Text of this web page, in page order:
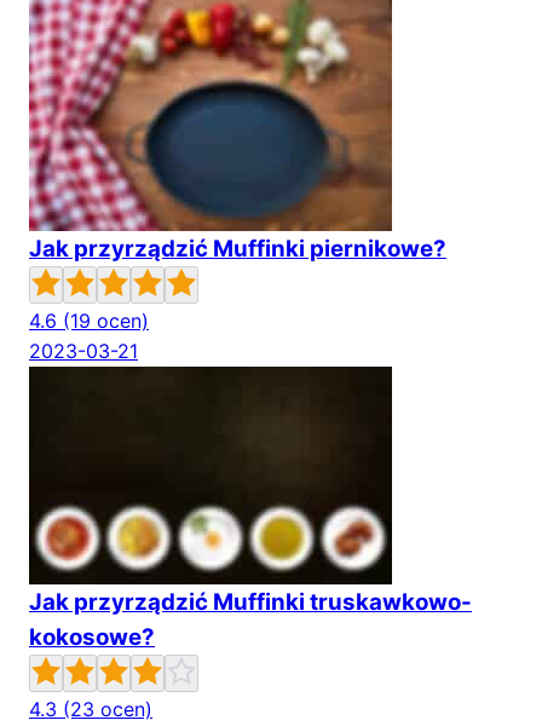
Jak przyrządzić Muffinki piernikowe?
4.6 (19 ocen)
2023-03-21
Jak przyrządzić Muffinki truskawkowo-
kokosowe?
4.3 (23 ocen)